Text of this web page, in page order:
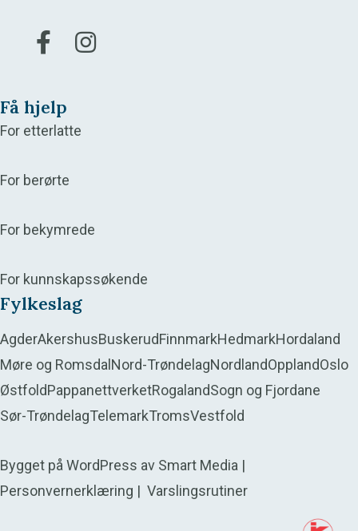
Gå til vår Facebook
Gå til vår Instagram
Få hjelp
For etterlatte
For berørte
For bekymrede
For kunnskapssøkende
Fylkeslag
AgderAkershusBuskerudFinnmarkHedmarkHordaland
Møre og Romsdal Nord-TrøndelagNordlandOpplandOslo
ØstfoldPappanettverketRogalandSogn og Fjordane
Sør-TrøndelagTelemarkTromsVestfold
Bygget på WordPress av Smart Media |
Personvernerklæring | Varslingsrutiner